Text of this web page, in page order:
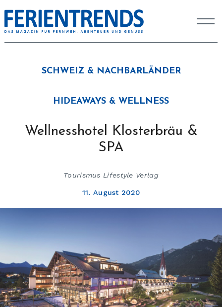
SCHWEIZ & NACHBARLÄNDER
HIDEAWAYS & WELLNESS
Wellnesshotel Klosterbräu &
SPA
Tourismus Lifestyle Verlag
11. August 2020